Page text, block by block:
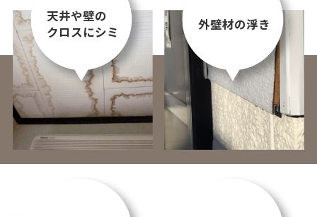
天井や壁の
クロスにシミ
外壁材の浮き